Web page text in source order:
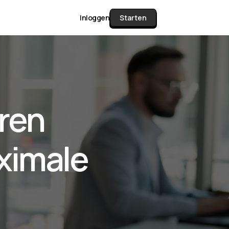
alle pakketten en mogelijkheden
documenten verzamelen en facturen
tot controleren, boeken, bank
& klant dashboard.
Inloggen Starten